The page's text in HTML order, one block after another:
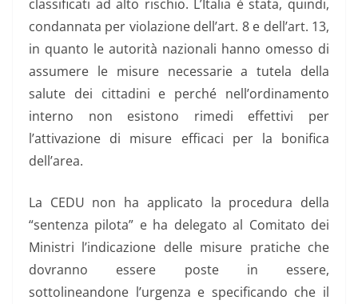
classificati ad alto rischio. L’Italia è stata, quindi,
condannata per violazione dell’art. 8 e dell’art. 13,
in quanto le autorità nazionali hanno omesso di
assumere le misure necessarie a tutela della
salute dei cittadini e perché nell’ordinamento
interno non esistono rimedi effettivi per
l’attivazione di misure efficaci per la bonifica
dell’area.
La CEDU non ha applicato la procedura della
“sentenza pilota” e ha delegato al Comitato dei
Ministri l’indicazione delle misure pratiche che
dovranno essere poste in essere,
sottolineandone l’urgenza e specificando che il